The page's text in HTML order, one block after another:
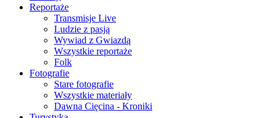
Reportaże
Transmisje Live
Ludzie z pasją
Wywiad z Gwiazdą
Wszystkie reportaże
Folk
Fotografie
Stare fotografie
Wszystkie materiały
Dawna Cięcina - Kroniki